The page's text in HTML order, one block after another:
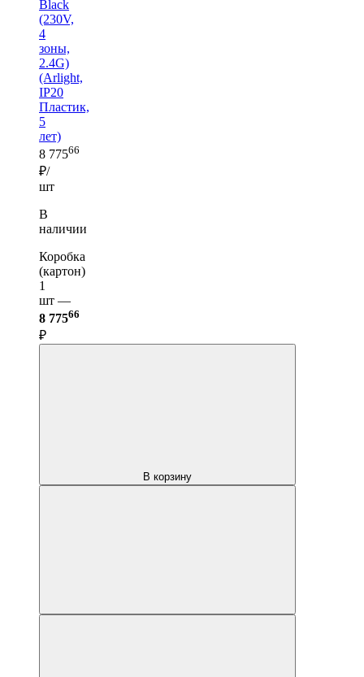
Black
(230V,
4
зоны,
2.4G)
(Arlight,
IP20
Пластик,
5
лет)
8 77566
₽/
шт
В
наличии
Коробка
(картон)
1
шт —
8 77566
₽
В корзину